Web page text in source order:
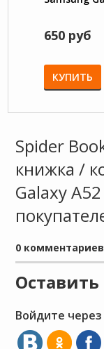
650 руб
КУПИТЬ
Spider
книжка /
Galaxy
0 комментариев
Войдите